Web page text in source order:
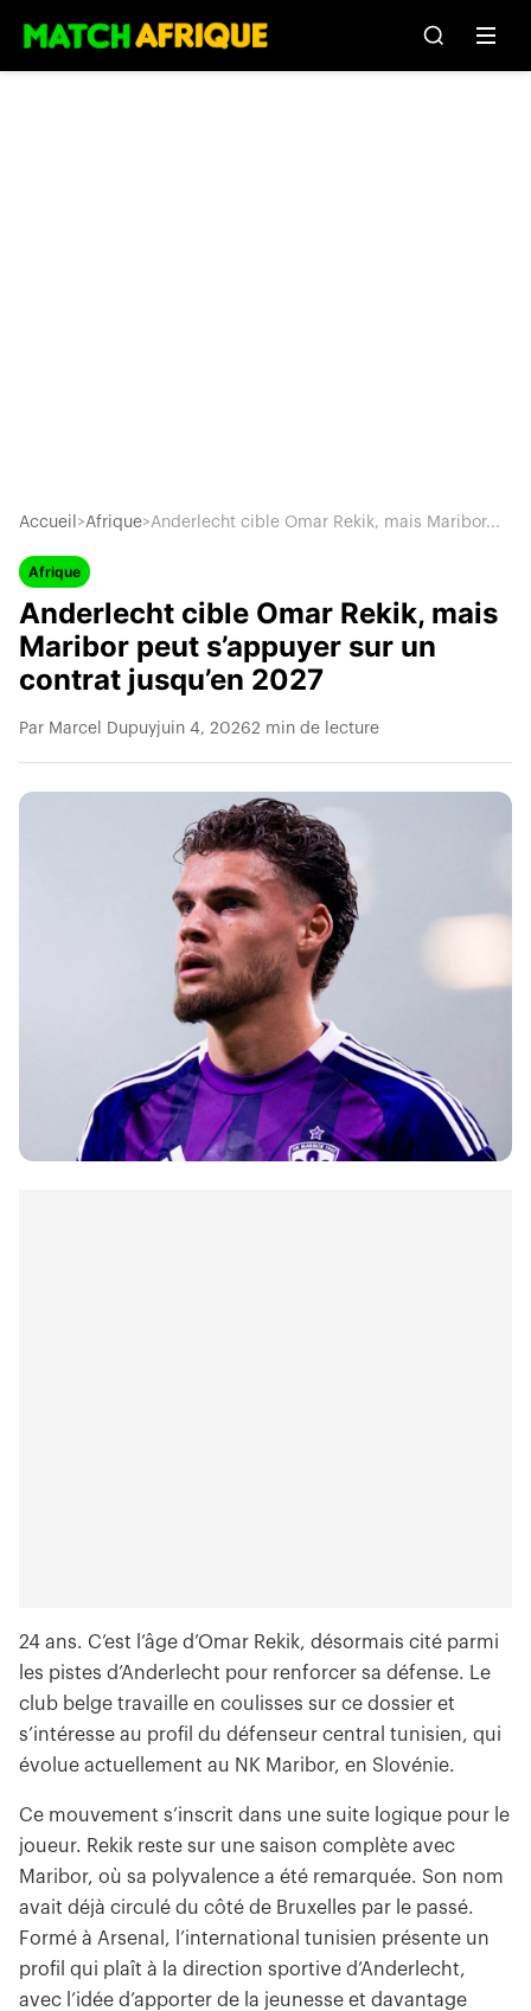
Accueil >Afrique>Anderlecht cible Omar Rekik, mais Maribor...
Afrique
Anderlecht cible Omar Rekik, mais
Maribor peut s’appuyer sur un
contrat jusqu’en 2027
Par Marcel Dupuyjuin 4, 20262 min de lecture
24 ans. C’est l’âge d’Omar Rekik, désormais cité parmi
les pistes d’Anderlecht pour renforcer sa défense. Le
club belge travaille en coulisses sur ce dossier et
s’intéresse au profil du défenseur central tunisien, qui
évolue actuellement au NK Maribor, en Slovénie.
Ce mouvement s’inscrit dans une suite logique pour le
joueur. Rekik reste sur une saison complète avec
Maribor, où sa polyvalence a été remarquée. Son nom
avait déjà circulé du côté de Bruxelles par le passé.
Formé à Arsenal, l’international tunisien présente un
profil qui plaît à la direction sportive d’Anderlecht,
avec l’idée d’apporter de la jeunesse et davantage